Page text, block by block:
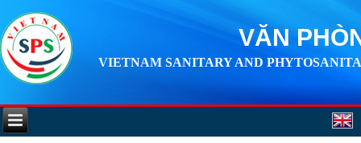
VĂN
VIETNAM SANITARY AND